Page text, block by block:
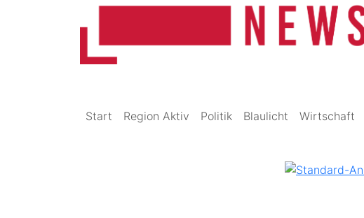
Start Region Aktiv Politik Blaulicht Wirtschaft